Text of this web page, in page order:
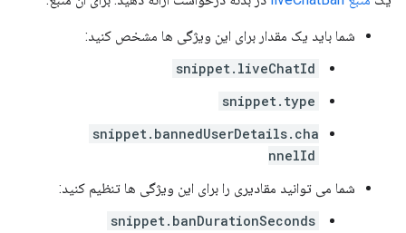
شما باید یک مقدار برای این ویژگی ها مشخص کنید:
snippet.liveChatId
snippet.type
snippet.bannedUserDetails.cha
nnelId
شما می توانید مقادیری را برای این ویژگی ها تنظیم کنید:
snippet.banDurationSeconds